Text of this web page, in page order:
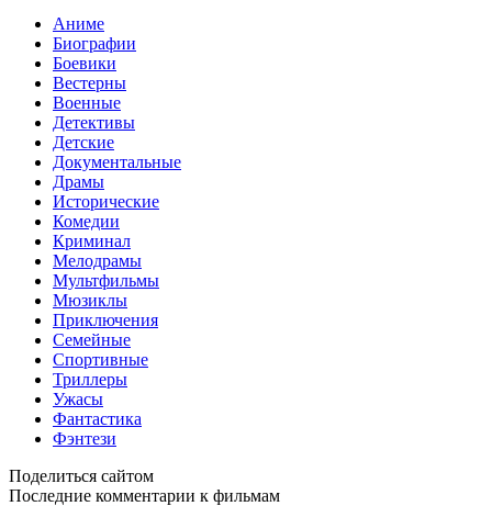
Аниме
Биографии
Боевики
Вестерны
Военные
Детективы
Детские
Документальные
Драмы
Исторические
Комедии
Криминал
Мелодрамы
Мультфильмы
Мюзиклы
Приключения
Семейные
Спортивные
Триллеры
Ужасы
Фантастика
Фэнтези
Поделиться сайтом
Последние комментарии к фильмам